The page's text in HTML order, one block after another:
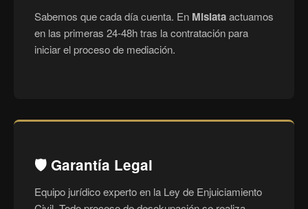
Sabemos que cada día cuenta. En Mislataactuamos
en las primeras 24-48h tras la contratación para
iniciar el proceso de mediación.
🛡️ Garantía Legal
Equipo jurídico experto en la Ley de Enjuiciamiento